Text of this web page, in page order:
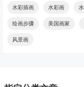
水彩插画 水彩画
绘画步骤 美国画家
风景画